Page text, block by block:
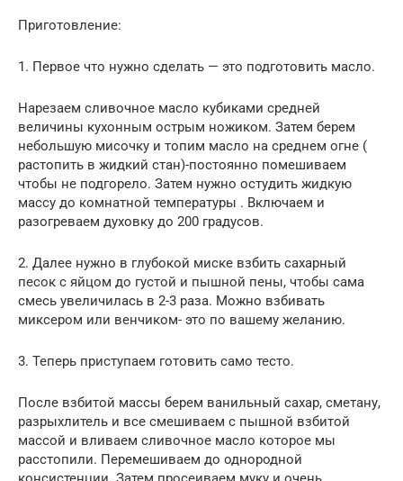
Приготовление:
1. Первое что нужно сделать — это подготовить масло.
Нарезаем сливочное масло кубиками средней
величины кухонным острым ножиком. Затем берем
небольшую мисочку и топим масло на среднем огне (
растопить в жидкий стан)-постоянно помешиваем
чтобы не подгорело. Затем нужно остудить жидкую
массу до комнатной температуры . Включаем и
разогреваем духовку до 200 градусов.
2. Далее нужно в глубокой миске взбить сахарный
песок с яйцом до густой и пышной пены, чтобы сама
смесь увеличилась в 2-3 раза. Можно взбивать
миксером или венчиком- это по вашему желанию.
3. Теперь приступаем готовить само тесто.
После взбитой массы берем ванильный сахар, сметану,
разрыхлитель и все смешиваем с пышной взбитой
массой и вливаем сливочное масло которое мы
расстопили. Перемешиваем до однородной